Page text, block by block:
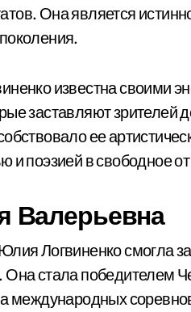
Она является
известна своими
заставляют зрителей
ее
и поэзией в свободное
Валерьевна
Логвиненко смогла
Она стала победителем
международных